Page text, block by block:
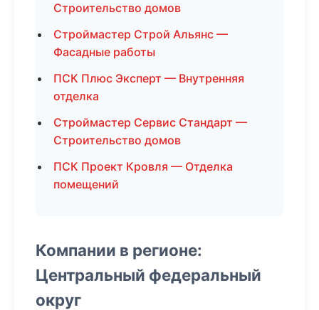
Строительство домов
Строймастер Строй Альянс —
Фасадные работы
ПСК Плюс Эксперт — Внутренняя
отделка
Строймастер Сервис Стандарт —
Строительство домов
ПСК Проект Кровля — Отделка
помещений
Компании в регионе:
Центральный федеральный
округ